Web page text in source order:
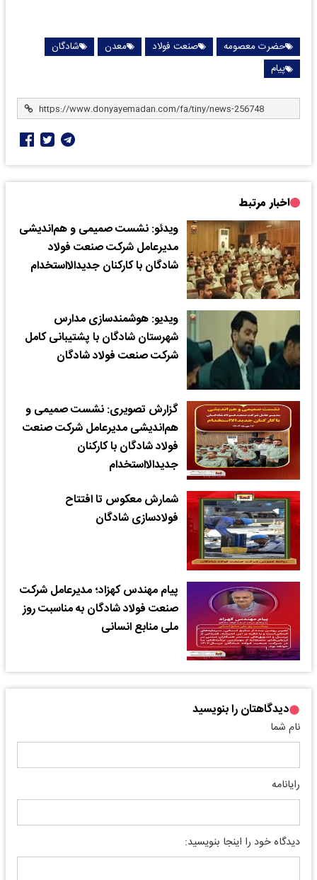
حضرت معصومه صنعت فولاد معدن
شادگان
پیام
اخبار مرتبط
ویدئو: نشست صمیمی و هم‌اندیشی
مدیرعامل شرکت صنعت فولاد
شادگان با کارکنان جدیدالااستخدام
ویدیو: هوشمندسازی مدارس
شهرستان شادگان با پشتیبانی کامل
شرکت صنعت فولاد شادگان
گزارش تصویری: نشست صمیمی و
هم‌اندیشی مدیرعامل شرکت صنعت
فولاد شادگان با کارکنان
جدیدالااستخدام
شمارش معکوس تا افتتاح
فولادسازی شادگان
پیام مهندس کهزاد؛ مدیرعامل شرکت
صنعت فولاد شادگان به مناسبت روز
ملی منابع انسانی
دیدگاهتان را بنویسید
نام شما
رایانامه
دیدگاه خود را اینجا بنویسید: